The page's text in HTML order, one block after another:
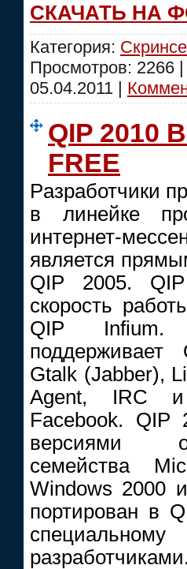
СКАЧАТЬ НА
Категория:
Просмотров: 2266
05.04.2011
QIP 2010
FREE
Pазработчики
в линейке
интернет-
является
QIP 2005.
скорость
QIP
Gtalk (Jabber),
Agent, IRC
Facebook. QIP
версиями
семейства
Windows 2000
портирован в